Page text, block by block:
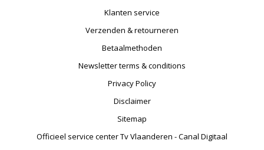
Klanten service
Verzenden & retourneren
Betaalmethoden
Newsletter terms & conditions
Privacy Policy
Disclaimer
Sitemap
Officieel service center Tv Vlaanderen - Canal Digitaal